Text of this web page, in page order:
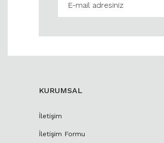
KURUMSAL
İletişim
İletişim Formu